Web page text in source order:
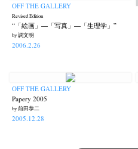
OFF THE GALLERY
Revised Edition
“「絵画」―「写真」―「生理学」”
by 調文明
2006.2.26
OFF THE GALLERY
Papery 2005
by 前田恭二
2005.12.28